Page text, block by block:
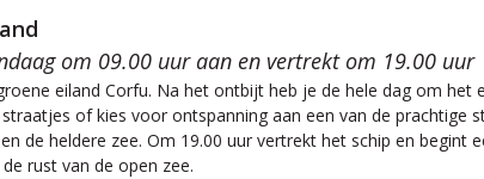
om 09.00 uur aan en vertrekt om 19.00 uur
eiland Corfu. Na het ontbijt heb je de hele dag om
of kies voor ontspanning aan een van de prachtige
de heldere zee. Om 19.00 uur vertrekt het schip en begint
rust van de open zee.